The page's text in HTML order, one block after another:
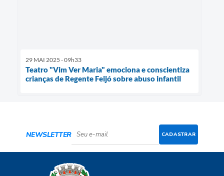
29 MAI 2025 - 09h33
Teatro "Vim Ver Maria" emociona e conscientiza
crianças de Regente Feijó sobre abuso infantil
NEWSLETTER CADASTRAR